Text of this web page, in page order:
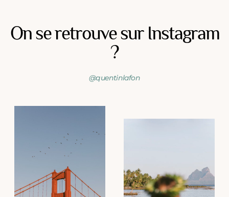
On se retrouve sur Instagram
?
@quentinlafon